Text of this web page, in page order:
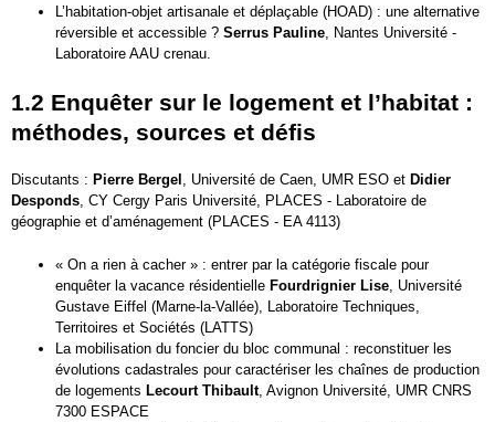
L’habitation-objet artisanale et déplaçable (HOAD) : une alternative
réversible et accessible ? Serrus Pauline , Nantes Université -
Laboratoire AAU crenau.
1.2 Enquêter sur le logement et l’habitat :
méthodes, sources et défis
Discutants : Pierre Bergel , Université de Caen, UMR ESO et Didier
Desponds , CY Cergy Paris Université, PLACES - Laboratoire de
géographie et d’aménagement (PLACES - EA 4113)
« On a rien à cacher » : entrer par la catégorie fiscale pour
enquêter la vacance résidentielle Fourdrignier Lise , Université
Gustave Eiffel (Marne-la-Vallée), Laboratoire Techniques,
Territoires et Sociétés (LATTS)
La mobilisation du foncier du bloc communal : reconstituer les
évolutions cadastrales pour caractériser les chaînes de production
de logements Lecourt Thibault, Avignon Université, UMR CNRS
7300 ESPACE